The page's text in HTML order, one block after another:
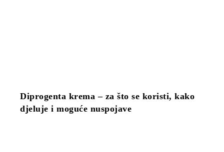
Diprogenta krema – za što se koristi, kako
djeluje i moguće nuspojave